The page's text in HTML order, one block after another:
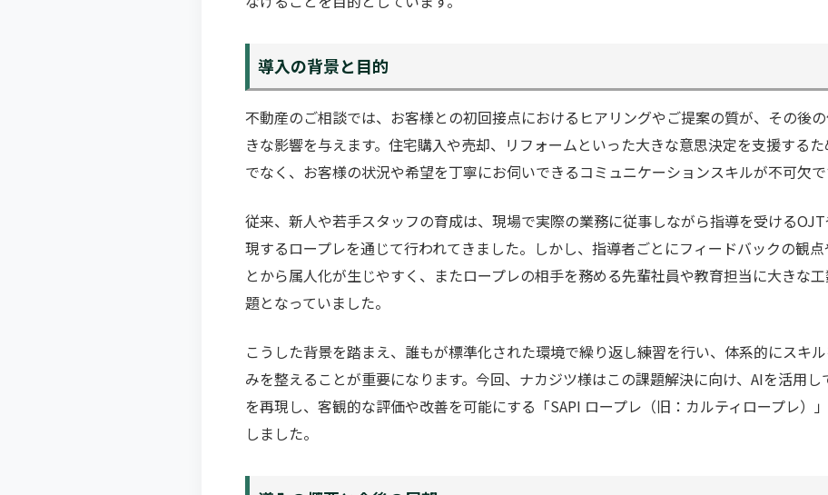
導入の背景と目的
不動産のご相談では、お客様との初回接点におけるヒアリングやご提案の質が、その後
きな影響を与えます。住宅購入や売却、リフォームといった大きな意思決定を支援する
でなく、お客様の状況や希望を丁寧にお伺いできるコミュニケーションスキルが不可欠で
従来、新人や若手スタッフの育成は、現場で実際の業務に従事しながら指導を受ける
現するロープレを通じて行われてきました。しかし、指導者ごとにフィードバックの観
とから属人化が生じやすく、またロープレの相手を務める先輩社員や教育担当に大きな
題となっていました。
こうした背景を踏まえ、誰もが標準化された環境で繰り返し練習を行い、体系的にスキ
みを整えることが重要になります。今回、ナカジツ様はこの課題解決に向け、AIを活用
を再現し、客観的な評価や改善を可能にする「SAPI ロープレ（旧：カルティロープレ）
しました。